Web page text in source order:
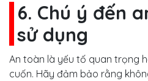
6. Chú ý đến
sử dụng
An toàn là yếu tố quan trọng
cuốn. Hãy đảm bảo rằng